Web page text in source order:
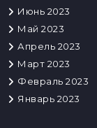
Июнь 2023
Май 2023
Апрель 2023
Март 2023
Февраль 2023
Январь 2023